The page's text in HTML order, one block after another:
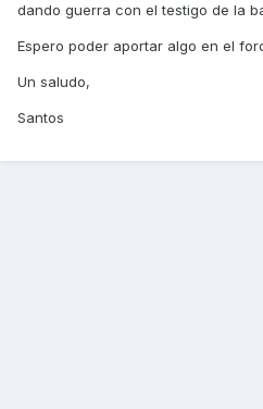
dando guerra con el testigo de la
Espero poder aportar algo en el
Un saludo,
Santos